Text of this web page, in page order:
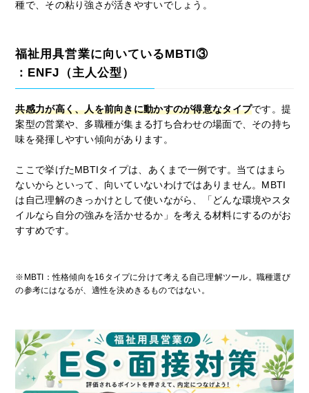
種で、その粘り強さが活きやすいでしょう。
福祉用具営業に向いているMBTI③
：ENFJ（主人公型）
共感力が高く、人を前向きに動かすのが得意なタイプです。提
案型の営業や、多職種が集まる打ち合わせの場面で、その持ち
味を発揮しやすい傾向があります。
ここで挙げたMBTIタイプは、あくまで一例です。当てはまら
ないからといって、向いていないわけではありません。MBTI
は自己理解のきっかけとして使いながら、「どんな環境やスタ
イルなら自分の強みを活かせるか」を考える材料にするのがお
すすめです。
※MBTI：性格傾向を16タイプに分けて考える自己理解ツール。職種選び
の参考にはなるが、適性を決めきるものではない。